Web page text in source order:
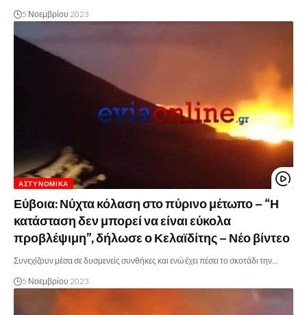
5 Νοεμβρίου 2023
ΑΣΤΥΝΟΜΙΚΆ
Εύβοια: Νύχτα κόλαση στο πύρινο μέτωπο – “Η
κατάσταση δεν μπορεί να είναι εύκολα
προβλέψιμη”, δήλωσε ο Κελαϊδίτης – Νέο βίντεο
Συνεχίζουν μέσα σε δυσμενείς συνθήκες και ενώ έχει πέσει το σκοτάδι την…
5 Νοεμβρίου 2023